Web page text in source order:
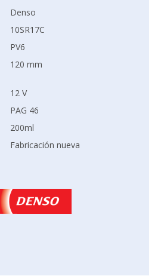
Denso
10SR17C
PV6
120 mm
12 V
PAG 46
200ml
Fabricación nueva